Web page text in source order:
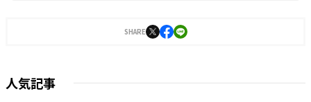
SHARE
人気記事